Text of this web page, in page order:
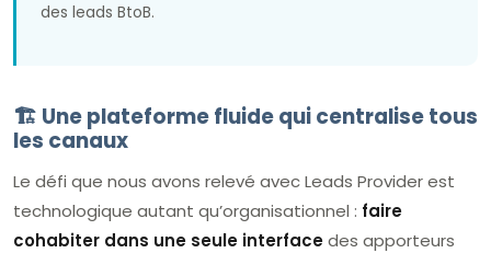
des leads BtoB.
🏗️ Une plateforme fluide qui centralise tous
les canaux
Le défi que nous avons relevé avec Leads Provider est
technologique autant qu’organisationnel : faire
cohabiter dans une seule interfacedes apporteurs